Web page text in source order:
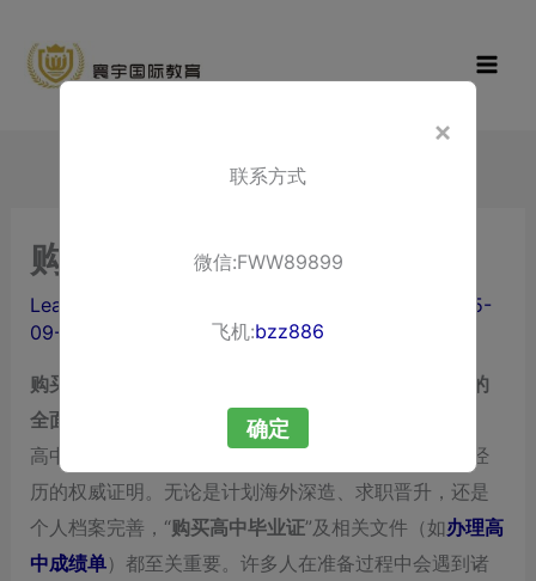
content
育
购买高中毕业证
Leave a Comment
2025-
09-23
购买高中毕业证完全指南：留学必备，从补办到公证的
全面解析
高中教育是人生的重要基石，而高中毕业证
则是这份经
历的权威证明。无论是计划海外深造、求职晋升，还是
个人档案完善，“购买高中毕业证”及相关文件（如办理高
中成绩单）都至关重要。许多人在准备过程中会遇到诸
×
联系方式
微信:FWW89899
飞机:bzz886
确定